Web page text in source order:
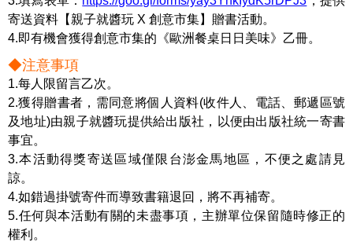
寄送資料【親子就醬玩 X 創意市集】贈書活動。
4.即有機會獲得創意市集的《歐洲餐桌日日美味》乙冊。
◆注意事項
1.每人限留言乙次。
2.獲得贈書者，需同意將個人資料(收件人、電話、郵遞區號
及地址)由親子就醬玩提供給出版社，以便由出版社統一寄書
事宜。
3.本活動得獎寄送區域僅限台澎金馬地區，不便之處請見
諒。
4.如錯過掛號寄件而導致書籍退回，將不再補寄。
5.任何與本活動有關的未盡事項，主辦單位保留隨時修正的
權利。